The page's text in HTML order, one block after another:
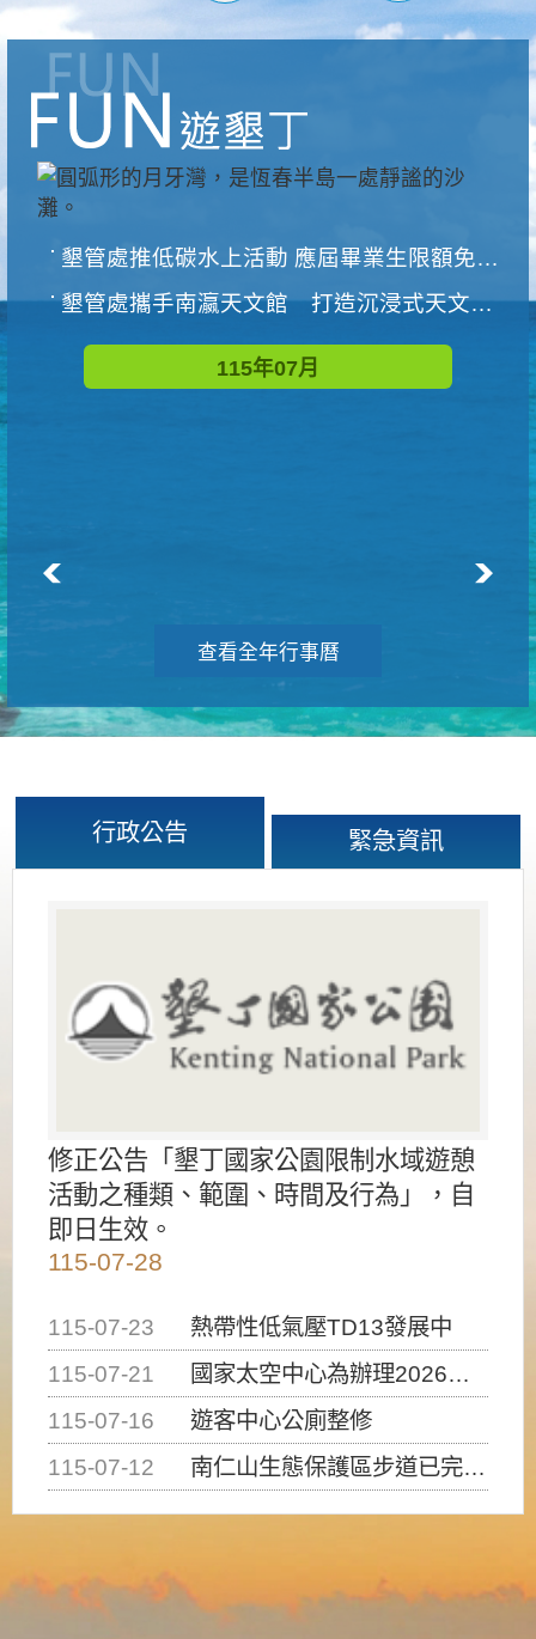
墾管處推低碳水上活動 應屆畢業生限額免費參加
墾管處攜手南瀛天文館 打造沉浸式天文探索營隊
115年07月
查看全年行事曆
行政公告 緊急資訊
修正公告「墾丁國家公園限制水域遊憩
活動之種類、範圍、時間及行為」，自
即日生效。
115-07-28
115-07-23
熱帶性低氣壓TD13發展中
115-07-21
國家太空中心為辦理2026台灣盃火箭競賽，陸、海、空域警戒及協調相關事宜，因颱風備案事宜
115-07-16
遊客中心公廁整修
115-07-12
南仁山生態保護區步道已完成修復，自115年7月13日（星期一）起恢復開放入園，歡迎民眾依規定申請入園....